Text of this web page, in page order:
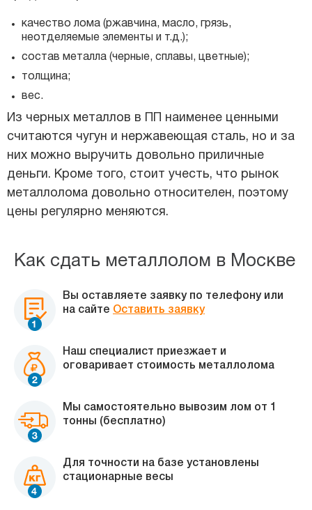
качество лома (ржавчина, масло, грязь,
неотделяемые элементы и т.д.);
состав металла (черные, сплавы, цветные);
толщина;
вес.
Из черных металлов в ПП наименее ценными
считаются чугун и нержавеющая сталь, но и за
них можно выручить довольно приличные
деньги. Кроме того, стоит учесть, что рынок
металлолома довольно относителен, поэтому
цены регулярно меняются.
Как сдать металлолом в Москве
Вы оставляете заявку по телефону или
на сайте Оставить заявку
Наш специалист приезжает и
оговаривает стоимость металлолома
Мы самостоятельно вывозим лом от 1
тонны (бесплатно)
Для точности на базе установлены
стационарные весы